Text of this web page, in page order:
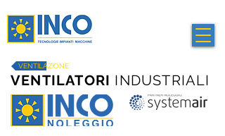
VENTILATORI INDUSTRIALI
VENTILAZIONE